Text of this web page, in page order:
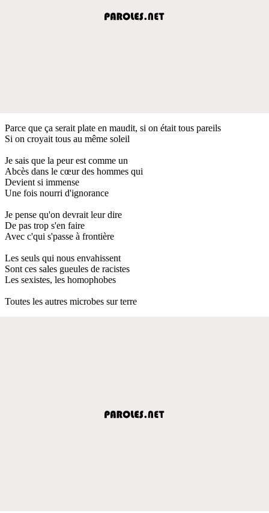
Parce que ça serait plate en maudit, si on était tous pareils
Si on croyait tous au même soleil
Je sais que la peur est comme un
Abcès dans le cœur des hommes qui
Devient si immense
Une fois nourri d'ignorance
Je pense qu'on devrait leur dire
De pas trop s'en faire
Avec c'qui s'passe à frontière
Les seuls qui nous envahissent
Sont ces sales gueules de racistes
Les sexistes, les homophobes
Toutes les autres microbes sur terre